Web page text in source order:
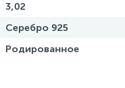
3,02
Серебро 925
Родированное